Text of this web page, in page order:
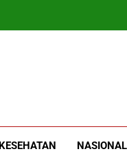
KESEHATAN NASIONAL